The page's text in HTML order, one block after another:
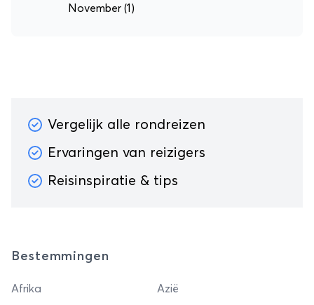
November (1)
Vergelijk alle rondreizen
Ervaringen van reizigers
Reisinspiratie & tips
Bestemmingen
Afrika
Azië